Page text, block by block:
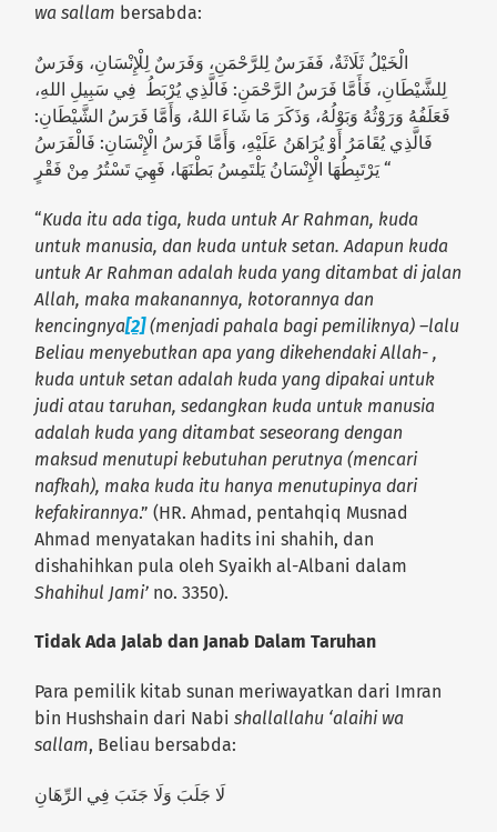
wa sallam bersabda:
الْخَيْلُ ثَلَاثَةٌ، فَفَرَسٌ لِلرَّحْمَنِ، وَفَرَسٌ لِلْإِنْسَانِ، وَفَرَسٌ
لِلشَّيْطَانِ، فَأَمَّا فَرَسُ الرَّحْمَنِ: فَالَّذِي يُرْبَطُ فِي سَبِيلِ اللهِ،
فَعَلَفُهُ وَرَوْثُهُ وَبَوْلُهُ، وَذَكَرَ مَا شَاءَ اللهُ، وَأَمَّا فَرَسُ الشَّيْطَانِ:
فَالَّذِي يُقَامَرُ أَوْ يُرَاهَنُ عَلَيْهِ، وَأَمَّا فَرَسُ الْإِنْسَانِ: فَالْفَرَسُ
يَرْتَبِطُهَا الْإِنْسَانُ يَلْتَمِسُ بَطْنَهَا، فَهِيَ تَسْتُرُ مِنْ فَقْرٍ “
“Kuda itu ada tiga, kuda untuk Ar Rahman, kuda
untuk manusia, dan kuda untuk setan. Adapun kuda
untuk Ar Rahman adalah kuda yang ditambat di jalan
Allah, maka makanannya, kotorannya dan
kencingnya[2](menjadi pahala bagi pemiliknya) –lalu
Beliau menyebutkan apa yang dikehendaki Allah- ,
kuda untuk setan adalah kuda yang dipakai untuk
judi atau taruhan, sedangkan kuda untuk manusia
adalah kuda yang ditambat seseorang dengan
maksud menutupi kebutuhan perutnya (mencari
nafkah), maka kuda itu hanya menutupinya dari
kefakirannya.” (HR. Ahmad, pentahqiq Musnad
Ahmad menyatakan hadits ini shahih, dan
dishahihkan pula oleh Syaikh al-Albani dalam
Shahihul Jami’ no. 3350).
Tidak Ada Jalab dan Janab Dalam Taruhan
Para pemilik kitab sunan meriwayatkan dari Imran
bin Hushshain dari Nabishallallahu ‘alaihi wa
sallam, Beliau bersabda:
لَا جَلَبَ وَلَا جَنَبَ فِي الرِّهَانِ